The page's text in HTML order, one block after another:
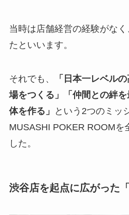
当時は店舗経営の経験がな
たといいます。
それでも、
「日本一レベル
場をつくる」「仲間との絆
体を作る」
という2つのミッ
MUSASHI POKER ROOMを
した。
渋谷店を起点に広がった「